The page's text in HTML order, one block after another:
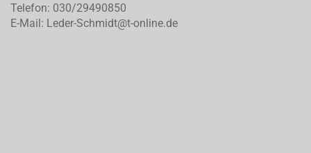
Telefon: 030/29490850
E-Mail: Leder-Schmidt@t-online.de